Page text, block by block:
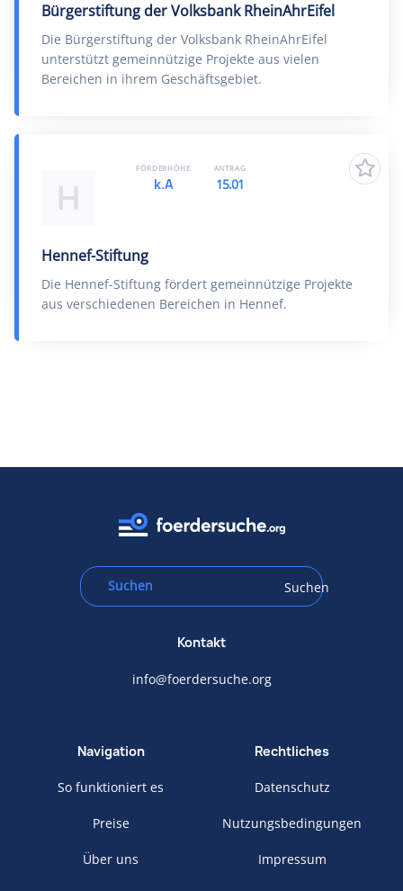
Bürgerstiftung der Volksbank RheinAhrEifel
Die Bürgerstiftung der Volksbank RheinAhrEifel
unterstützt gemeinnützige Projekte aus vielen
Bereichen in ihrem Geschäftsgebiet.
H
Hennef-Stiftung
Die Hennef-Stiftung fördert gemeinnützige Projekte
aus verschiedenen Bereichen in Hennef.
FÖRDERHÖHE
k.A
ANTRAG
15.01
Suchen
Kontakt
info@foerdersuche.org
Navigation
So funktioniert es
Preise
Über uns
Rechtliches
Datenschutz
Nutzungsbedingungen
Impressum